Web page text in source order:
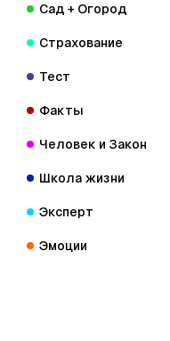
Сад + Огород
Страхование
Тест
Факты
Человек и Закон
Школа жизни
Эксперт
Эмоции